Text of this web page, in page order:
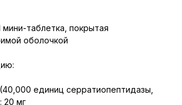
мини-таблетка, покрытая
оболочкой
единиц серратиопептидазы,
20 мг